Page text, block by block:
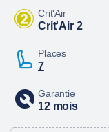
Crit'Air
Crit'Air 2
Places
7
Garantie
12 mois